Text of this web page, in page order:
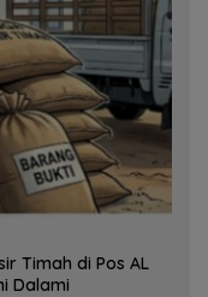
Timah di Pos AL
Dalami